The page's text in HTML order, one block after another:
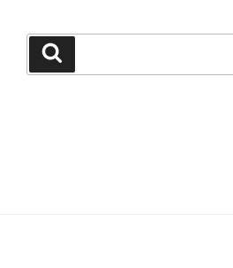
חיפוש